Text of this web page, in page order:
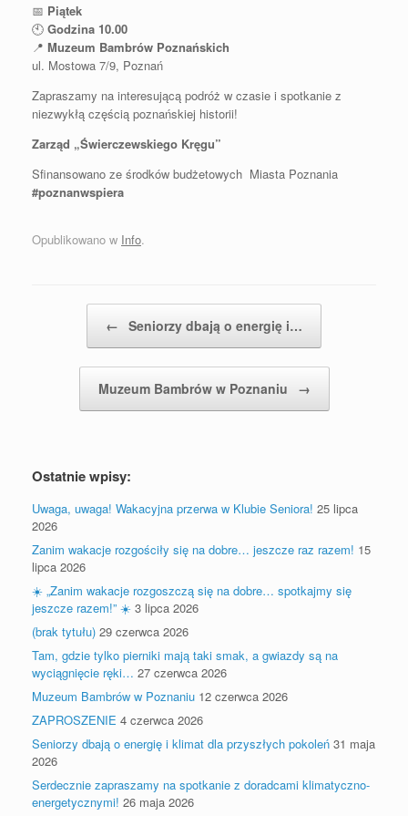
📅 Piątek
🕙 Godzina 10.00
📍 Muzeum Bambrów Poznańskich
ul. Mostowa 7/9, Poznań
Zapraszamy na interesującą podróż w czasie i spotkanie z
niezwykłą częścią poznańskiej historii!
Zarząd „Świerczewskiego Kręgu”
Sfinansowano ze środków budżetowych Miasta Poznania
#poznanwspiera
Opublikowano w Info.
← Seniorzy dbają o energię i…
Muzeum Bambrów w Poznaniu →
Ostatnie wpisy:
Uwaga, uwaga! Wakacyjna przerwa w Klubie Seniora! 25 lipca
2026
Zanim wakacje rozgościły się na dobre… jeszcze raz razem! 15
lipca 2026
☀️ „Zanim wakacje rozgoszczą się na dobre… spotkajmy się
jeszcze razem!” ☀️ 3 lipca 2026
(brak tytułu) 29 czerwca 2026
Tam, gdzie tylko pierniki mają taki smak, a gwiazdy są na
wyciągnięcie ręki… 27 czerwca 2026
Muzeum Bambrów w Poznaniu 12 czerwca 2026
ZAPROSZENIE 4 czerwca 2026
Seniorzy dbają o energię i klimat dla przyszłych pokoleń 31 maja
2026
Serdecznie zapraszamy na spotkanie z doradcami klimatyczno-
energetycznymi! 26 maja 2026